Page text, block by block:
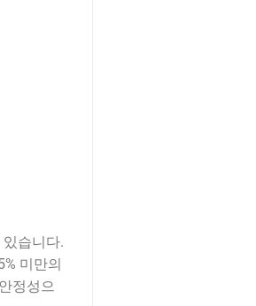
습니다.
미만의
정성으